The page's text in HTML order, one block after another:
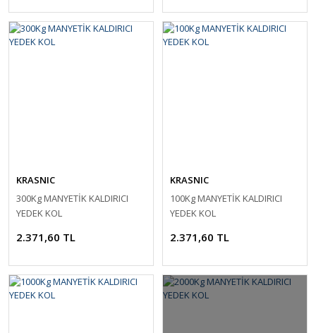
KRASNIC
300Kg MANYETİK KALDIRICI
YEDEK KOL
2.371,60 TL
KRASNIC
100Kg MANYETİK KALDIRICI
YEDEK KOL
2.371,60 TL